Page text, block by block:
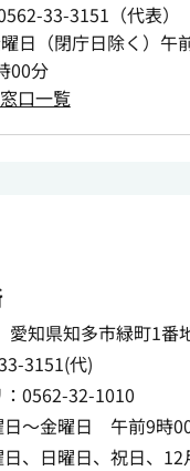
33-3151（代表）
日（閉庁日除く）午
00分
口一覧
知県知多市緑町1番
3151(代)
0562-32-1010
日～金曜日 午前9時
、日曜日、祝日、12